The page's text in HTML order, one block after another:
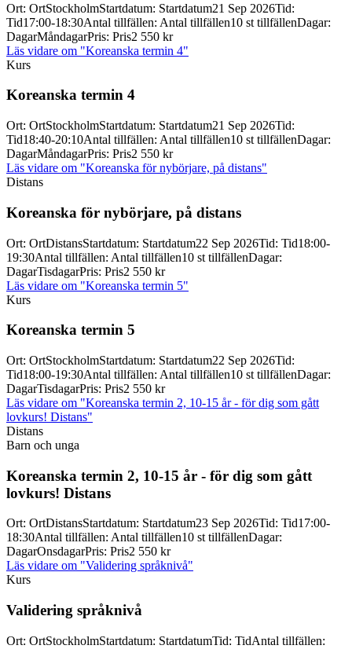
Ort: OrtStockholmStartdatum: Startdatum21 Sep 2026Tid:
Tid17:00-18:30Antal tillfällen: Antal tillfällen10 st tillfällenDagar:
DagarMåndagarPris: Pris2 550 kr
Läs vidare om "Koreanska termin 4"
Kurs
Koreanska termin 4
Ort: OrtStockholmStartdatum: Startdatum21 Sep 2026Tid:
Tid18:40-20:10Antal tillfällen: Antal tillfällen10 st tillfällenDagar:
DagarMåndagarPris: Pris2 550 kr
Läs vidare om "Koreanska för nybörjare, på distans"
Distans
Koreanska för nybörjare, på distans
Ort: OrtDistansStartdatum: Startdatum22 Sep 2026Tid: Tid18:00-
19:30Antal tillfällen: Antal tillfällen10 st tillfällenDagar:
DagarTisdagarPris: Pris2 550 kr
Läs vidare om "Koreanska termin 5"
Kurs
Koreanska termin 5
Ort: OrtStockholmStartdatum: Startdatum22 Sep 2026Tid:
Tid18:00-19:30Antal tillfällen: Antal tillfällen10 st tillfällenDagar:
DagarTisdagarPris: Pris2 550 kr
Läs vidare om "Koreanska termin 2, 10-15 år - för dig som gått
lovkurs! Distans"
Distans
Barn och unga
Koreanska termin 2, 10-15 år - för dig som gått
lovkurs! Distans
Ort: OrtDistansStartdatum: Startdatum23 Sep 2026Tid: Tid17:00-
18:30Antal tillfällen: Antal tillfällen10 st tillfällenDagar:
DagarOnsdagarPris: Pris2 550 kr
Läs vidare om "Validering språknivå"
Kurs
Validering språknivå
Ort: OrtStockholmStartdatum: StartdatumTid: TidAntal tillfällen: